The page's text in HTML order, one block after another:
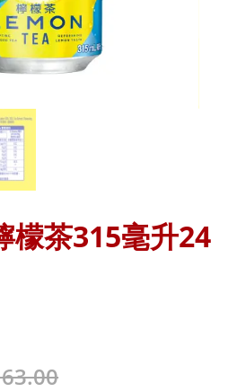
檬茶315毫升24